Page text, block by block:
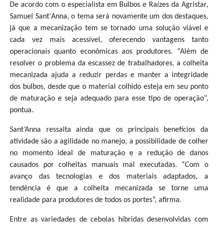
De acordo com o especialista em Bulbos e Raízes da Agristar,
Samuel Sant'Anna, o tema será novamente um dos destaques,
já que a mecanização tem se tornado uma solução viável e
cada vez mais acessível, oferecendo vantagens tanto
operacionais quanto econômicas aos produtores. “Além de
resolver o problema da escassez de trabalhadores, a colheita
mecanizada ajuda a reduzir perdas e manter a integridade
dos bulbos, desdeque o material colhido esteja em seu ponto
de maturação e seja adequado para esse tipo de operação”,
pontua.
Sant’Anna ressalta ainda que os principais benefícios da
atividade são a agilidade no manejo, a possibilidade de colher
no momento ideal de maturação e a redução de danos
causados por colheitas manuais mal executadas. “Com o
avanço das tecnologias e dos materiais adaptados, a
tendência é que a colheita mecanizada se torne uma
realidade para produtores de todos os portes”, afirma.
Entre as variedades de cebolas híbridas desenvolvidas com